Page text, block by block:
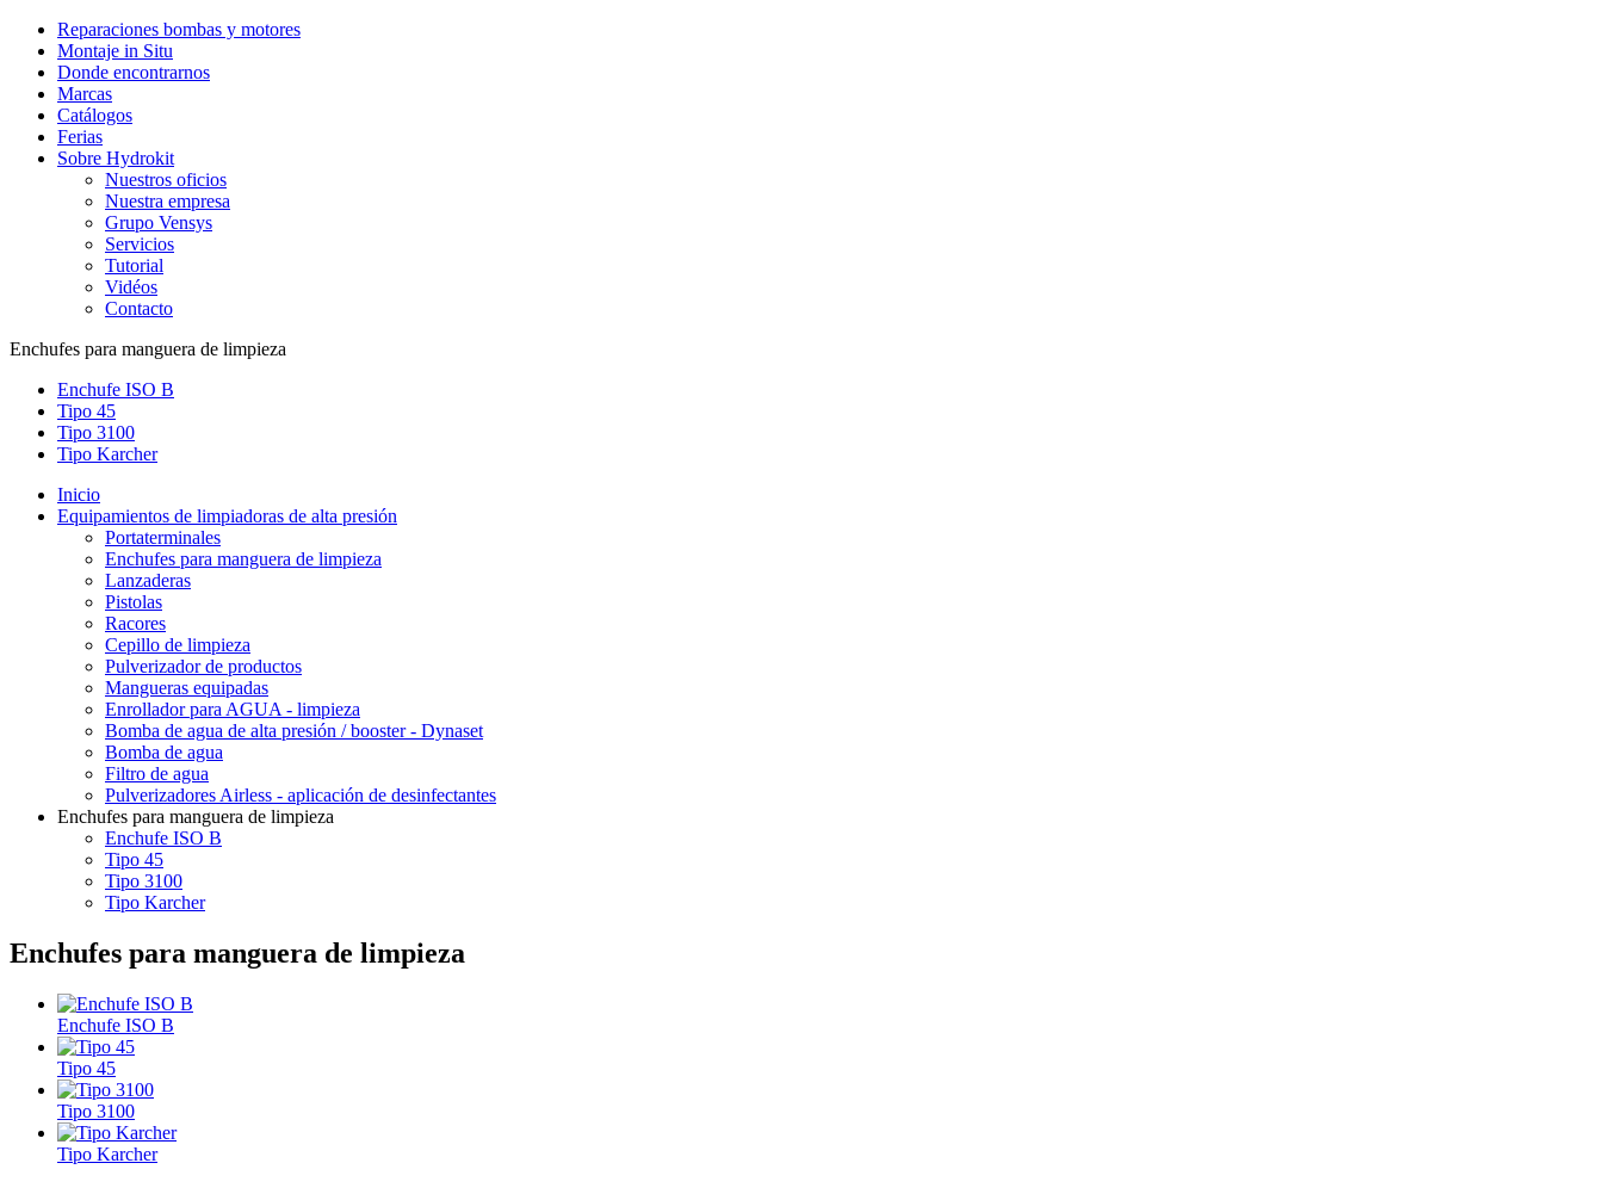
Reparaciones bombas y motores
Montaje in Situ
Donde encontrarnos
Marcas
Catálogos
Ferias
Sobre Hydrokit
Nuestros oficios
Nuestra empresa
Grupo Vensys
Servicios
Tutorial
Vidéos
Contacto
Enchufes para manguera de limpieza
Enchufe ISO B
Tipo 45
Tipo 3100
Tipo Karcher
Inicio
Equipamientos de limpiadoras de alta presión
Portaterminales
Enchufes para manguera de limpieza
Lanzaderas
Pistolas
Racores
Cepillo de limpieza
Pulverizador de productos
Mangueras equipadas
Enrollador para AGUA - limpieza
Bomba de agua de alta presión / booster - Dynaset
Bomba de agua
Filtro de agua
Pulverizadores Airless - aplicación de desinfectantes
Enchufes para manguera de limpieza
Enchufe ISO B
Tipo 45
Tipo 3100
Tipo Karcher
Enchufes para manguera de limpieza
Enchufe ISO B
Tipo 45
Tipo 3100
Tipo Karcher